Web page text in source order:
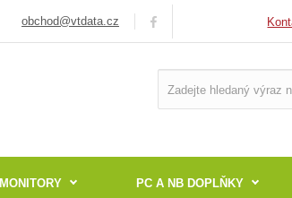
obchod@vtdata.cz
MONITORY PC A NB DOPLŇKY